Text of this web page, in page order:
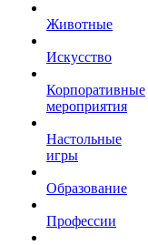
Животные
Искусство
Корпоративные
мероприятия
Настольные
игры
Образование
Профессии